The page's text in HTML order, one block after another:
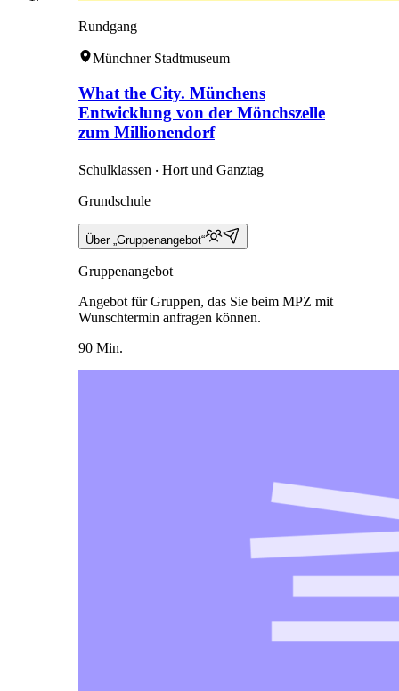
Rundgang
Münchner Stadtmuseum
What the City. Münchens
Entwicklung von der Mönchszelle
zum Millionendorf
Schulklassen ‧ Hort und Ganztag
Grundschule
Über „Gruppenangebot“
Gruppenangebot
Angebot für Gruppen, das Sie beim MPZ mit
Wunschtermin anfragen können.
90 Min.